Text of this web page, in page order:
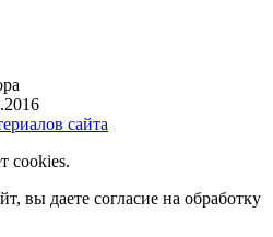
сайта
cookies.
вы даете согласие на обработку